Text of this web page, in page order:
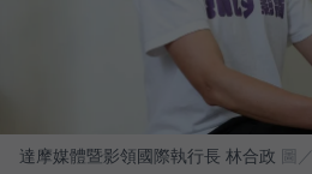
達摩媒體暨影領國際執行長 林合政 圖